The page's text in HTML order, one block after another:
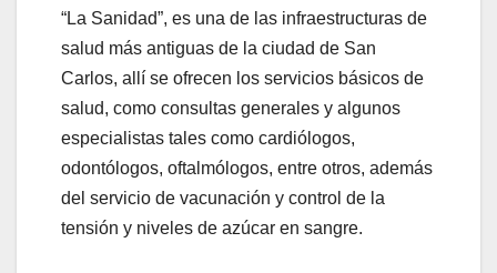
“La Sanidad”, es una de las infraestructuras de
salud más antiguas de la ciudad de San
Carlos, allí se ofrecen los servicios básicos de
salud, como consultas generales y algunos
especialistas tales como cardiólogos,
odontólogos, oftalmólogos, entre otros, además
del servicio de vacunación y control de la
tensión y niveles de azúcar en sangre.